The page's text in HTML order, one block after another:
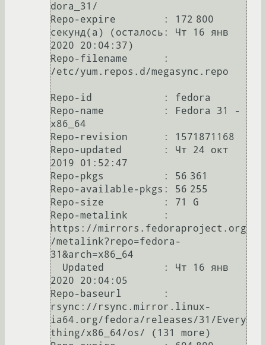
dora_31/
Repo-expire        : 172 800
секунд(а) (осталось: Чт 16 янв
2020 20:04:37)
Repo-filename      :
/etc/yum.repos.d/megasync.repo
Repo-id            : fedora
Repo-name          : Fedora 31 -
x86_64
Repo-revision      : 1571871168
Repo-updated       : Чт 24 окт
2019 01:52:47
Repo-pkgs          : 56 361
Repo-available-pkgs: 56 255
Repo-size          : 71 G
Repo-metalink      :
https://mirrors.fedoraproject.org
/metalink?repo=fedora-
31&arch=x86_64
2020 20:04:05
Repo-baseurl       :
rsync://rsync.mirror.linux-
ia64.org/fedora/releases/31/Every
thing/x86_64/os/ (131 more)